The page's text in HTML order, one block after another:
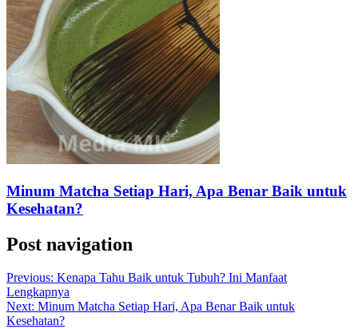
Minum Matcha Setiap Hari, Apa Benar Baik untuk
Kesehatan?
Post navigation
Previous: Kenapa Tahu Baik untuk Tubuh? Ini Manfaat
Lengkapnya
Next: Minum Matcha Setiap Hari, Apa Benar Baik untuk
Kesehatan?